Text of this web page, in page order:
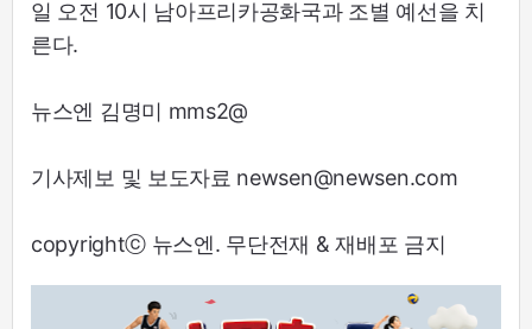
일 오전 10시 남아프리카공화국과 조별 예선을 치
른다.
뉴스엔 김명미 mms2@
기사제보 및 보도자료 newsen@newsen.com
copyrightⓒ 뉴스엔. 무단전재 & 재배포 금지